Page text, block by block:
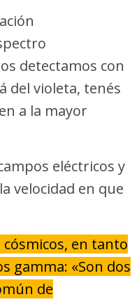
detectamos con
del violeta, tenés
a la mayor
eléctricos y
velocidad en que
en tanto
gamma: «Son dos
de